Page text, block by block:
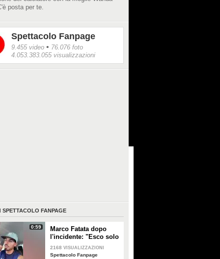
posta per te.
Spettacolo Fanpage
9.455 video • 76.076 foto
4.053.383.055 visualizzazioni
SPETTACOLO FANPAGE
0:59
Marco Fatata dopo
l'incidente: "Esco solo
di sera, i primi tempi
non riuscivo a
2168 VISUALIZZAZIONI
Spettacolo Fanpage